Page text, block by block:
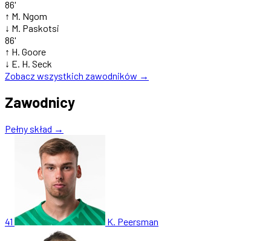
86'
↑ M. Ngom
↓ M. Paskotsi
86'
↑ H. Goore
↓ E. H. Seck
Zobacz wszystkich zawodników →
Zawodnicy
Pełny skład →
41 K. Peersman